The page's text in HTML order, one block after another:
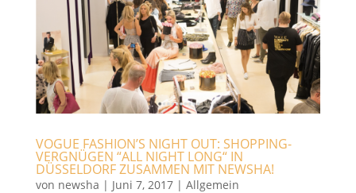
VOGUE FASHION’S NIGHT OUT: SHOPPING-
VERGNÜGEN “ALL NIGHT LONG“ IN
DÜSSELDORF ZUSAMMEN MIT NEWSHA!
von newsha | Juni 7, 2017| Allgemein